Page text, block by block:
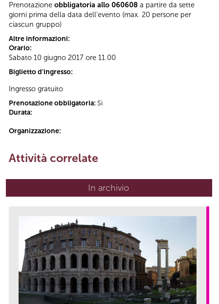
Prenotazione obbligatoria allo 060608 a partire da sette
giorni prima della data dell’evento (max. 20 persone per
ciascun gruppo)
Altre informazioni:
Orario:
Sabato 10 giugno 2017 ore 11.00
Biglietto d'ingresso:
Ingresso gratuito
Prenotazione obbligatoria: Sì
Durata:
Organizzazione:
Attività correlate
In archivio